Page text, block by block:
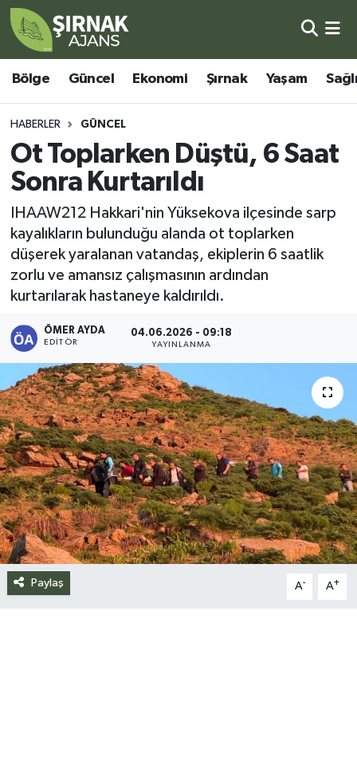
Bölge Güncel Ekonomi Şırnak Yaşam
HABERLER GÜNCEL
Ot Toplarken Düştü, 6 Saat
Sonra Kurtarıldı
IHAAW212 Hakkari'nin Yüksekova ilçesinde sarp
kayalıkların bulunduğu alanda ot toplarken
düşerek yaralanan vatandaş, ekiplerin 6 saatlik
zorlu ve amansız çalışmasının ardından
kurtarılarak hastaneye kaldırıldı.
ÖMER AYDA
EDITÖR
04.06.2026 - 09:18
YAYINLANMA
Paylaş A- A+
Bölge
Güncel
Ekonomi
Şırnak
Sağlık
Eğitim
Kültür - Sanat
Siyaset
Spor
Teknoloji
Yazarlar
Şırnak Nöbetçi Eczaneler
Şırnak Hava Durumu
Şirnak Namaz Vakitleri
Şırnak Trafik Yoğunluk Haritası
Süper Lig Puan Durumu ve Fikstür
Tüm Manşetler
Son Dakika Haberleri
Haber Arşivi